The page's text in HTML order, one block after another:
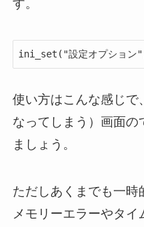
す。
ini_set("設定オプショ
使い方はこんな感じで
なってしまう）画面の
ましょう。
ただしあくまでも一時
メモリーエラーやタイ